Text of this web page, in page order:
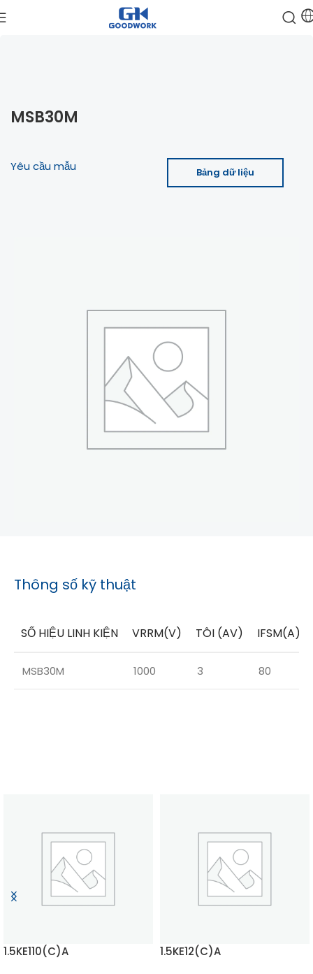
MSB30M
Yêu cầu mẫu Bảng dữ liệu
Thông số kỹ thuật
SỐ HIỆU LINH KIỆN VRRM(V) TÔI (AV) IFSM(A)
MSB30M 1000 3 80
1.5KE110(C)A 1.5KE12(C)A